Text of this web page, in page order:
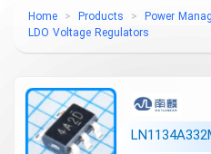
Home Products Power
LDO Voltage Regulators